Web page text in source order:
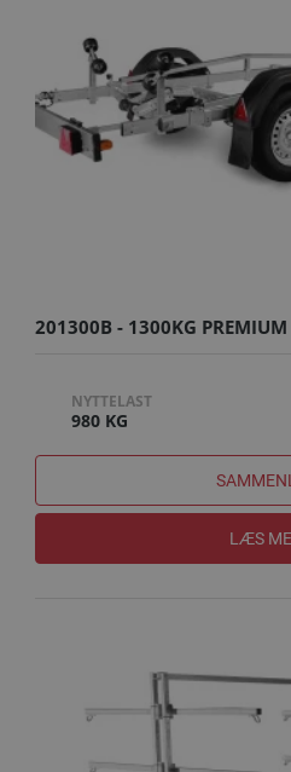
201300B - 1300KG PREMIUM
NYTTELAST
980 KG
LÆS